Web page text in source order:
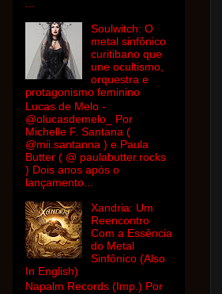
Soulwitch: O
metal sinfônico
curitibano que
une ocultismo,
orquestra e
protagonismo feminino
Lucas de Melo -
@olucasdemelo_ Por
Michelle F. Santana (
@mii.santanna ) e Paula
Butter ( @ paulabutter.rocks
) Dois anos após o
lançamento...
Xandria: Um
Reencontro
Com a Essência
do Metal
Sinfônico (Also
In English)
Napalm Records (Imp.) Por